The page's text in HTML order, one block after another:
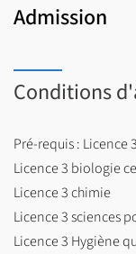
Admission
Conditions
Pré-requis : Licence
Licence 3 biologie
Licence 3 chimie
Licence 3 sciences
Licence 3 Hygiène